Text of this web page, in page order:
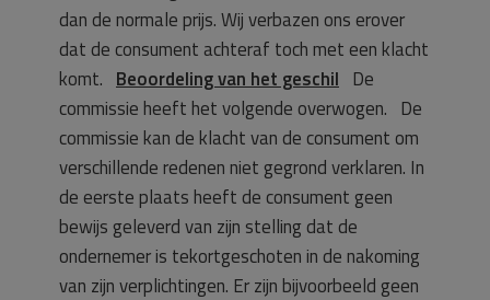
dan de normale prijs. Wij verbazen ons erover
dat de consument achteraf toch met een klacht
komt. Beoordeling van het geschil De
commissie heeft het volgende overwogen. De
commissie kan de klacht van de consument om
verschillende redenen niet gegrond verklaren. In
de eerste plaats heeft de consument geen
bewijs geleverd van zijn stelling dat de
ondernemer is tekortgeschoten in de nakoming
van zijn verplichtingen. Er zijn bijvoorbeeld geen